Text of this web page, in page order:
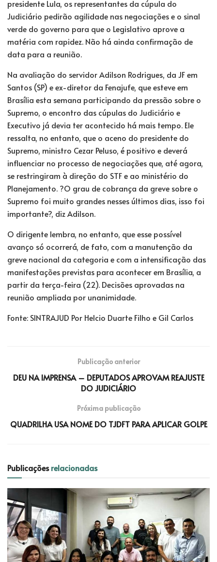
presidente Lula, os representantes da cúpula do
Judiciário pedirão agilidade nas negociações e o sinal
verde do governo para que o Legislativo aprove a
matéria com rapidez. Não há ainda confirmação de
data para a reunião.
Na avaliação do servidor Adilson Rodrigues, da JF em
Santos (SP) e ex-diretor da Fenajufe, que esteve em
Brasília esta semana participando da pressão sobre o
Supremo, o encontro das cúpulas do Judiciário e
Executivo já devia ter acontecido há mais tempo. Ele
ressalta, no entanto, que o aceno do presidente do
Supremo, ministro Cezar Peluso, é positivo e deverá
influenciar no processo de negociações que, até agora,
se restringiram à direção do STF e ao ministério do
Planejamento. ?O grau de cobrança da greve sobre o
Supremo foi muito grandes nesses últimos dias, isso foi
importante?, diz Adilson.
O dirigente lembra, no entanto, que esse possível
avanço só ocorrerá, de fato, com a manutenção da
greve nacional da categoria e com a intensificação das
manifestações previstas para acontecer em Brasília, a
partir da terça-feira (22). Decisões aprovadas na
reunião ampliada por unanimidade.
Fonte: SINTRAJUD Por Helcio Duarte Filho e Gil Carlos
Publicação anterior
DEU NA IMPRENSA – DEPUTADOS APROVAM REAJUSTE
DO JUDICIÁRIO
Próxima publicação
QUADRILHA USA NOME DO TJDFT PARA APLICAR GOLPE
Publicaçõesrelacionadas